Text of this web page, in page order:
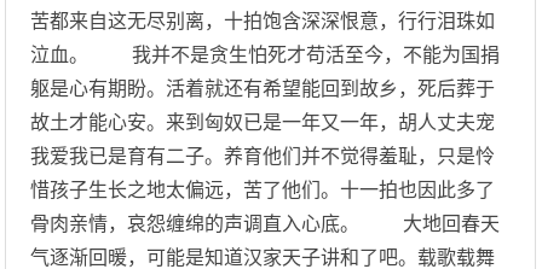
苦都来自这无尽别离，十拍饱含深深恨意，行行泪珠如
泣血。 我并不是贪生怕死才苟活至今，不能为国捐
躯是心有期盼。活着就还有希望能回到故乡，死后葬于
故土才能心安。来到匈奴已是一年又一年，胡人丈夫宠
我爱我已是育有二子。养育他们并不觉得羞耻，只是怜
惜孩子生长之地太偏远，苦了他们。十一拍也因此多了
骨肉亲情，哀怨缠绵的声调直入心底。 大地回春天
气逐渐回暖，可能是知道汉家天子讲和了吧。载歌载舞